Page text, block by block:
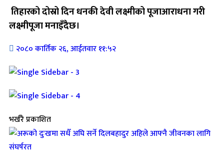
तिहारको दोस्रो दिन धनकी देवी लक्ष्मीको पूजाआराधना गरी
लक्ष्मीपूजा मनाइँदैछ।
२०८० कार्तिक २६, आईतवार ११:५२
भर्खरै प्रकाशित